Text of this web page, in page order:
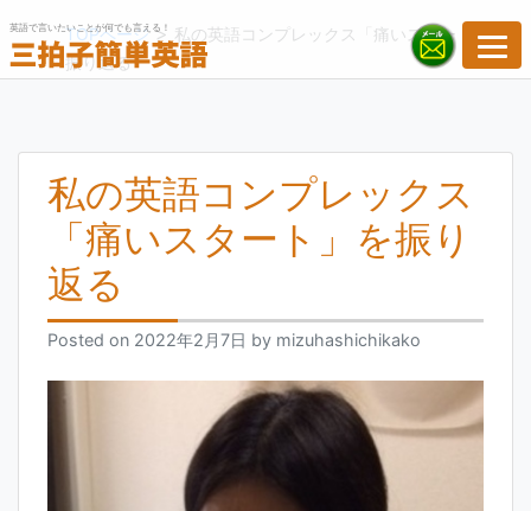
to
content
英語で言いたいことが何でも言える！
TOPページ> 私の英語コンプレックス「痛いスタート」を
振り返る
私の英語コンプレックス
「痛いスタート」を振り
返る
Posted on 2022年2月7日 by mizuhashichikako